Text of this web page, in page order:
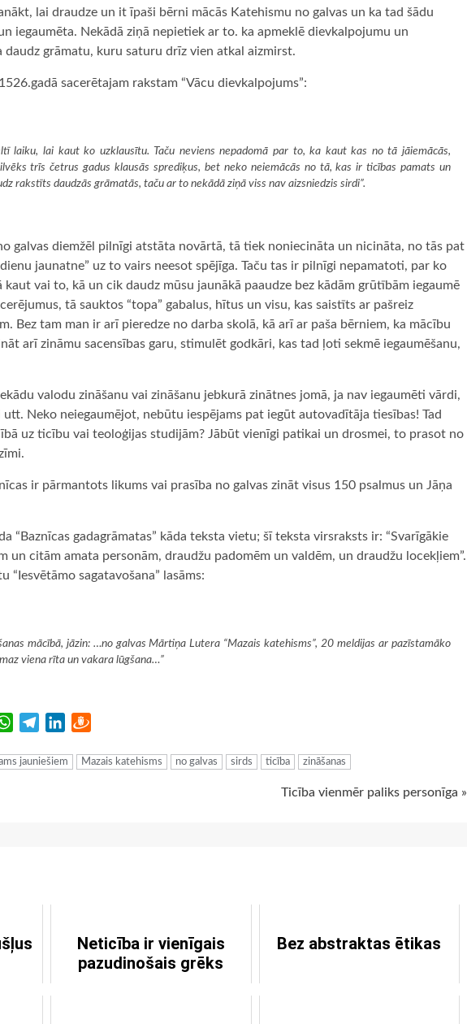
lai draudze un it īpaši bērni mācās Katehismu no galvas un ka tad šādu
iegaumēta. Nekādā ziņā nepietiek ar to. ka apmeklē dievkalpojumu un
daudz grāmatu, kuru saturu drīz vien atkal aizmirst.
sacerētajam rakstam “Vācu dievkalpojums”:
laiku, lai kaut ko uzklausītu. Taču neviens nepadomā par to, ka kaut kas no tā jāiemācās,
trīs četrus gadus klausās sprediķus, bet neko neiemācās no tā, kas ir ticības pamats un
rakstīts daudzās grāmatās, taču ar to nekādā ziņā viss nav aizsniedzis sirdi”.
galvas diemžēl pilnīgi atstāta novārtā, tā tiek noniecināta un nicināta, no tās pat
jaunatne” uz to vairs neesot spējīga. Taču tas ir pilnīgi nepamatoti, par ko
vai to, kā un cik daudz mūsu jaunākā paaudze bez kādām grūtībām iegaumē
tā sauktos “topa” gabalus, hītus un visu, kas saistīts ar pašreiz
Bez tam man ir arī pieredze no darba skolā, kā arī ar paša bērniem, ka mācību
arī zināmu sacensības garu, stimulēt godkāri, kas tad ļoti sekmē iegaumēšanu,
valodu zināšanu vai zināšanu jebkurā zinātnes jomā, ja nav iegaumēti vārdi,
Neko neiegaumējot, nebūtu iespējams pat iegūt autovadītāja tiesības! Tad
uz ticību vai teoloģijas studijām? Jābūt vienīgi patikai un drosmei, to prasot no
ir pārmantots likums vai prasība no galvas zināt visus 150 psalmus un Jāņa
“Baznīcas gadagrāmatas” kāda teksta vietu; šī teksta virsraksts ir: “Svarīgākie
un citām amata personām, draudžu padomēm un valdēm, un draudžu locekļiem”.
“Iesvētāmo sagatavošana” lasāms:
mācībā, jāzin: …no galvas Mārtiņa Lutera “Mazais katehisms”, 20 meldijas ar pazīstamāko
viena rīta un vakara lūgšana…”
WhatsApp
TelegramLinkedIn
jauniešiem Mazais katehisms no galvas sirds ticība zināšanas
Ticība vienmēr paliks personīga »
Neticība ir vienīgais
pazudinošais grēks
Bez abstraktas ētikas